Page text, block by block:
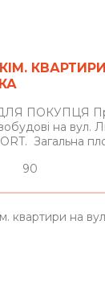
ПОКУПЦЯ
на вул.
Загальна
90